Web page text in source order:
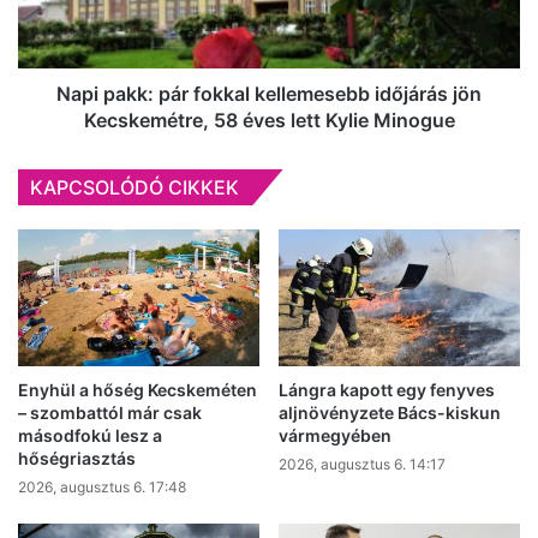
jön
Kecskemétre,
58
Minogue
Napi pakk: pár fokkal kellemesebb időjárás jön
Kecskemétre, 58 éves lett Kylie Minogue
KAPCSOLÓDÓ CIKKEK
Enyhül a hőség Kecskeméten
– szombattól már csak
másodfokú lesz a
hőségriasztás
2026, augusztus 6. 17:48
Lángra kapott egy fenyves
aljnövényzete Bács-kiskun
vármegyében
2026, augusztus 6. 14:17